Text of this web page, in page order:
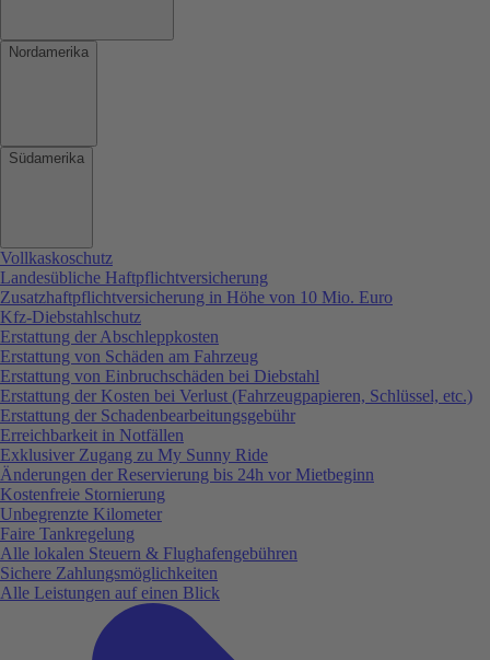
Nordamerika
Südamerika
Vollkaskoschutz
Landesübliche Haftpflichtversicherung
Zusatzhaftpflichtversicherung in Höhe von 10 Mio. Euro
Kfz-Diebstahlschutz
Erstattung der Abschleppkosten
Erstattung von Schäden am Fahrzeug
Erstattung von Einbruchschäden bei Diebstahl
Erstattung der Kosten bei Verlust (Fahrzeugpapieren, Schlüssel, etc.)
Erstattung der Schadenbearbeitungsgebühr
Erreichbarkeit in Notfällen
Exklusiver Zugang zu My Sunny Ride
Änderungen der Reservierung bis 24h vor Mietbeginn
Kostenfreie Stornierung
Unbegrenzte Kilometer
Faire Tankregelung
Alle lokalen Steuern & Flughafengebühren
Sichere Zahlungsmöglichkeiten
Alle Leistungen auf einen Blick